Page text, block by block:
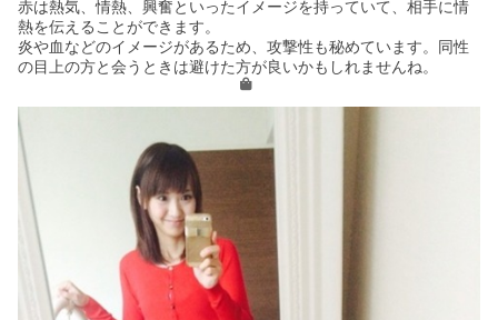
赤は熱気、情熱、興奮といったイメージを持っていて、相手に情
熱を伝えることができます。
炎や血などのイメージがあるため、攻撃性も秘めています。同性
の目上の方と会うときは避けた方が良いかもしれませんね。